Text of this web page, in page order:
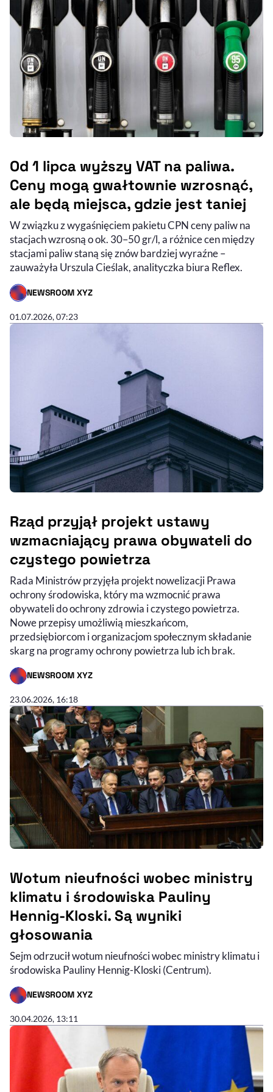
Od 1 lipca wyższy VAT na paliwa.
Ceny mogą gwałtownie wzrosnąć,
ale będą miejsca, gdzie jest taniej
W związku z wygaśnięciem pakietu CPN ceny paliw na
stacjach wzrosną o ok. 30–50 gr/l, a różnice cen między
stacjami paliw staną się znów bardziej wyraźne –
zauważyła Urszula Cieślak, analityczka biura Reflex.
NEWSROOM XYZ
- AUTOR ARTYKUŁU - PROFIL
01.07.2026, 07:23
Rząd przyjął projekt ustawy
wzmacniający prawa obywateli do
czystego powietrza
Rada Ministrów przyjęła projekt nowelizacji Prawa
ochrony środowiska, który ma wzmocnić prawa
obywateli do ochrony zdrowia i czystego powietrza.
Nowe przepisy umożliwią mieszkańcom,
przedsiębiorcom i organizacjom społecznym składanie
skarg na programy ochrony powietrza lub ich brak.
NEWSROOM XYZ
- AUTOR ARTYKUŁU - PROFIL
23.06.2026, 16:18
Wotum nieufności wobec ministry
klimatu i środowiska Pauliny
Hennig-Kloski. Są wyniki
głosowania
Sejm odrzucił wotum nieufności wobec ministry klimatu i
środowiska Pauliny Hennig-Kloski (Centrum).
NEWSROOM XYZ
- AUTOR ARTYKUŁU - PROFIL
30.04.2026, 13:11